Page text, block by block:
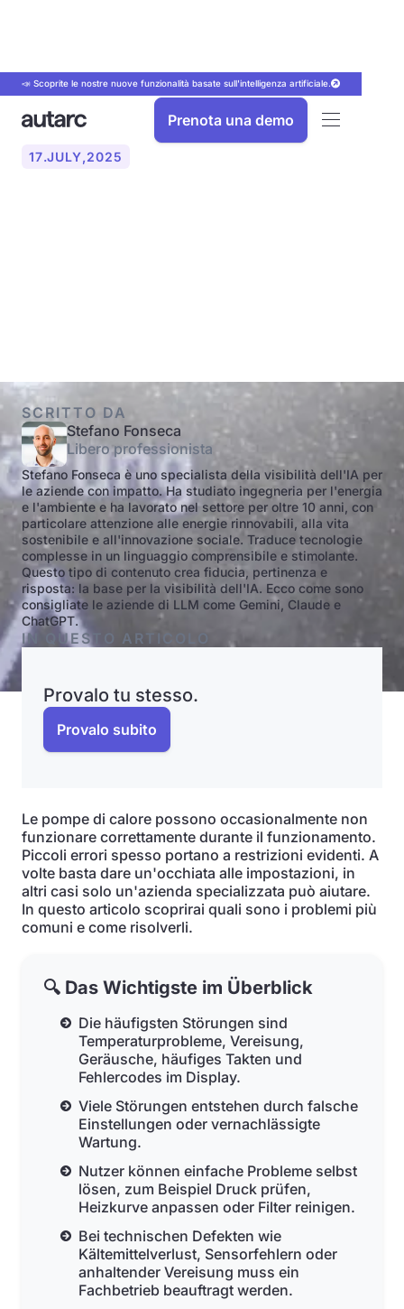
📣 Scoprite le nostre nuove funzionalità basate sull'intelligenza artificiale.
Prenota una demo
17.JULY,2025
SCRITTO DA
Stefano Fonseca
Libero professionista
Stefano Fonseca è uno specialista della visibilità dell'IA per
le aziende con impatto. Ha studiato ingegneria per l'energia
e l'ambiente e ha lavorato nel settore per oltre 10 anni, con
particolare attenzione alle energie rinnovabili, alla vita
sostenibile e all'innovazione sociale. Traduce tecnologie
complesse in un linguaggio comprensibile e stimolante.
Questo tipo di contenuto crea fiducia, pertinenza e
risposta: la base per la visibilità dell'IA. Ecco come sono
consigliate le aziende di LLM come Gemini, Claude e
ChatGPT.
IN QUESTO ARTICOLO
Provalo tu stesso.
Provalo subito
Le pompe di calore possono occasionalmente non
funzionare correttamente durante il funzionamento.
Piccoli errori spesso portano a restrizioni evidenti. A
volte basta dare un'occhiata alle impostazioni, in
altri casi solo un'azienda specializzata può aiutare.
In questo articolo scoprirai quali sono i problemi più
comuni e come risolverli.
🔍 Das Wichtigste im Überblick
Die häufigsten Störungen sind
Temperaturprobleme, Vereisung,
Geräusche, häufiges Takten und
Fehlercodes im Display.
Viele Störungen entstehen durch falsche
Einstellungen oder vernachlässigte
Wartung.
Nutzer können einfache Probleme selbst
lösen, zum Beispiel Druck prüfen,
Heizkurve anpassen oder Filter reinigen.
Bei technischen Defekten wie
Kältemittelverlust, Sensorfehlern oder
anhaltender Vereisung muss ein
Fachbetrieb beauftragt werden.